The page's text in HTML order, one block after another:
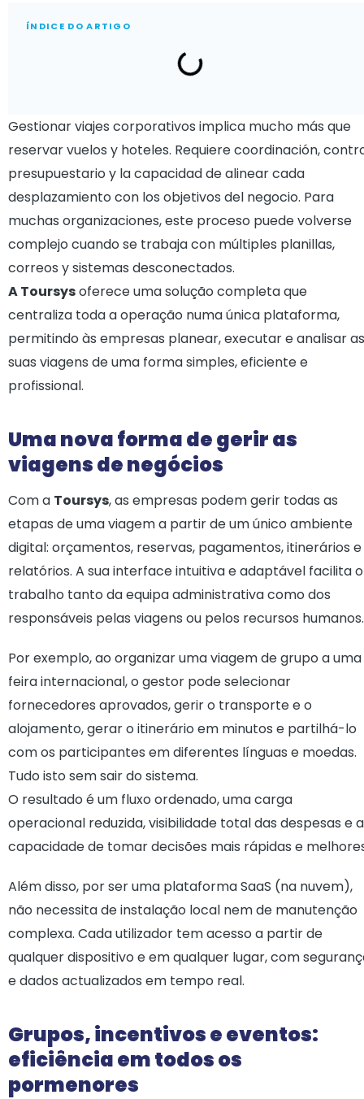
ÍNDICE DO ARTIGO
Gestionar viajes corporativos implica mucho más que
reservar vuelos y hoteles. Requiere coordinación,
presupuestario y la capacidad de alinear cada
desplazamiento con los objetivos del negocio. Para
muchas organizaciones, este proceso puede volverse
complejo cuando se trabaja con múltiples planillas,
correos y sistemas desconectados.
A Toursysoferece uma solução completa que
centraliza toda a operação numa única plataforma,
permitindo às empresas planear, executar e analisar as
suas viagens de uma forma simples, eficiente e
profissional.
Uma nova forma de gerir as
viagens de negócios
Com a Toursys, as empresas podem gerir todas as
etapas de uma viagem a partir de um único ambiente
digital: orçamentos, reservas, pagamentos, itinerários e
relatórios. A sua interface intuitiva e adaptável facilita o
trabalho tanto da equipa administrativa como dos
responsáveis pelas viagens ou pelos recursos humanos.
Por exemplo, ao organizar uma viagem de grupo a uma
feira internacional, o gestor pode selecionar
fornecedores aprovados, gerir o transporte e o
alojamento, gerar o itinerário em minutos e partilhá-lo
com os participantes em diferentes línguas e moedas.
Tudo isto sem sair do sistema.
O resultado é um fluxo ordenado, uma carga
operacional reduzida, visibilidade total das despesas e a
capacidade de tomar decisões mais rápidas e
Além disso, por ser uma plataforma SaaS (na nuvem),
não necessita de instalação local nem de manutenção
complexa. Cada utilizador tem acesso a partir de
qualquer dispositivo e em qualquer lugar, com
e dados actualizados em tempo real.
Grupos, incentivos e eventos:
eficiência em todos os
pormenores